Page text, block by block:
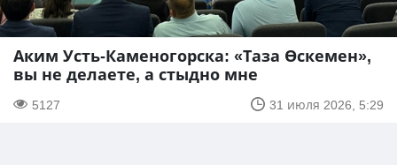
Аким Усть-Каменогорска: «Таза Өскемен»,
вы не делаете, а стыдно мне
5127 31 июля 2026, 5:29